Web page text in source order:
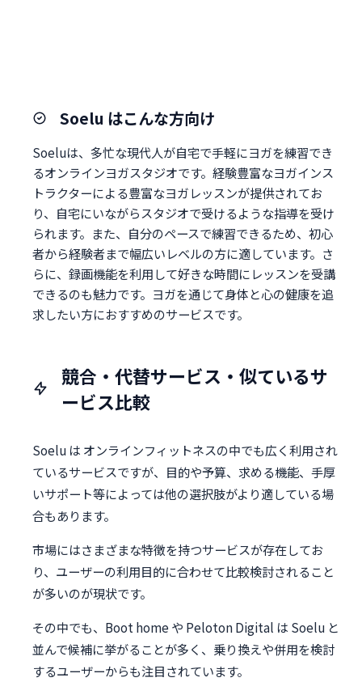
Soelu はこんな方向け
Soeluは、多忙な現代人が自宅で手軽にヨガを練習でき
るオンラインヨガスタジオです。経験豊富なヨガインス
トラクターによる豊富なヨガレッスンが提供されてお
り、自宅にいながらスタジオで受けるような指導を受け
られます。また、自分のペースで練習できるため、初心
者から経験者まで幅広いレベルの方に適しています。さ
らに、録画機能を利用して好きな時間にレッスンを受講
できるのも魅力です。ヨガを通じて身体と心の健康を追
求したい方におすすめのサービスです。
競合・代替サービス・似ているサ
ービス比較
Soelu は オンラインフィットネスの中でも広く利用され
ているサービスですが、目的や予算、求める機能、手厚
いサポート等によっては他の選択肢がより適している場
合もあります。
市場にはさまざまな特徴を持つサービスが存在してお
り、ユーザーの利用目的に合わせて比較検討されること
が多いのが現状です。
その中でも、Boot home や Peloton Digital は Soelu と
並んで候補に挙がることが多く、乗り換えや併用を検討
するユーザーからも注目されています。